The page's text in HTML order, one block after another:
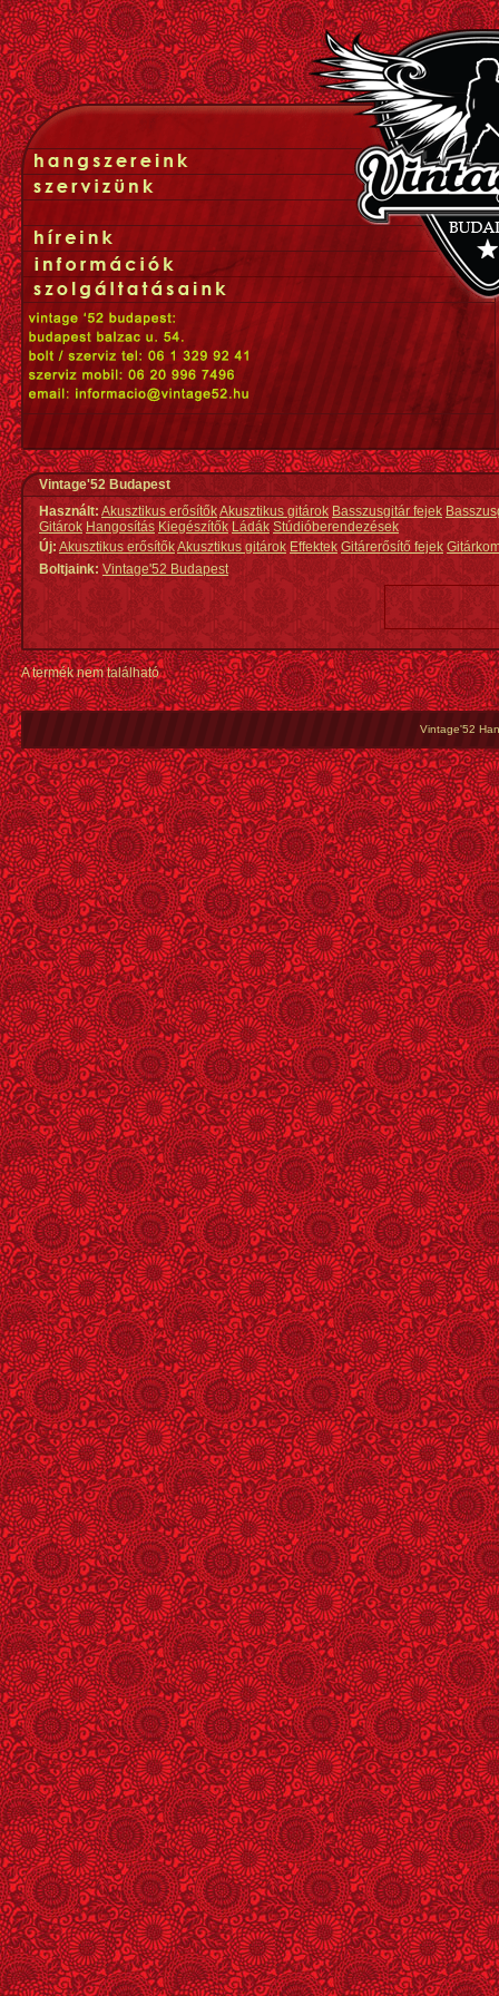
Vintage'52 Budapest
Használt: Akusztikus erősítőkAkusztikus gitárok Basszusgitár fejek
Gitárok Hangosítás Kiegészítők Ládák Stúdióberendezések
Új:Akusztikus erősítőkAkusztikus gitárok Effektek Gitárerősítő fejek
Boltjaink: Vintage'52 Budapest
A termék nem található
Vintage'52